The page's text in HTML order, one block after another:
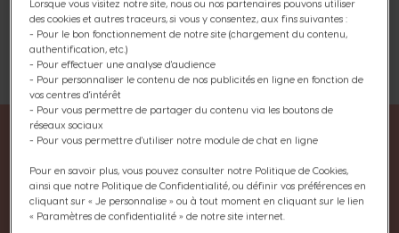
uniquement compatibles
avecl'infuseur SPECIAL.Tet
certains modèles de machines.
Ajouter Aux Favoris
Ajouter Aux Favoris
Lorsque vous visitez notre site, nous ou nos partenaires pouvons utiliser
des cookies et autres traceurs, si vous y consentez, aux fins suivantes :
- Pour le bon fonctionnement de notre site (chargement du contenu,
authentification, etc.)
- Pour effectuer une analyse d'audience
- Pour personnaliser le contenu de nos publicités en ligne en fonction de
vos centres d'intérêt
- Pour vous permettre de partager du contenu via les boutons de
réseaux sociaux
- Pour vous permettre d'utiliser notre module de chat en ligne
Pour en savoir plus, vous pouvez consulter notre Politique de Cookies,
ainsi que notre Politique de Confidentialité, ou définir vos préférences en
cliquant sur « Je personnalise » ou à tout moment en cliquant sur le lien
« Paramètres de confidentialité » de notre site internet.